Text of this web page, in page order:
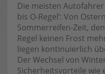
Die meisten Autofahrer
bis O-Regel‘: Von
Sommerreifen-Zeit,
Regel keinen Frost
liegen kontinuierlich
Der Wechsel von
Sicherheitsvorteile wie